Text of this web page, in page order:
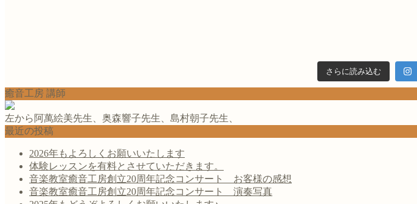
さらに読み込む
癒音工房 講師
左から阿萬絵美先生、奥森響子先生、島村朝子先生、
最近の投稿
2026年もよろしくお願いいたします
体験レッスンを有料とさせていただきます。
音楽教室癒音工房創立20周年記念コンサート お客様の感想
音楽教室癒音工房創立20周年記念コンサート 演奏写真